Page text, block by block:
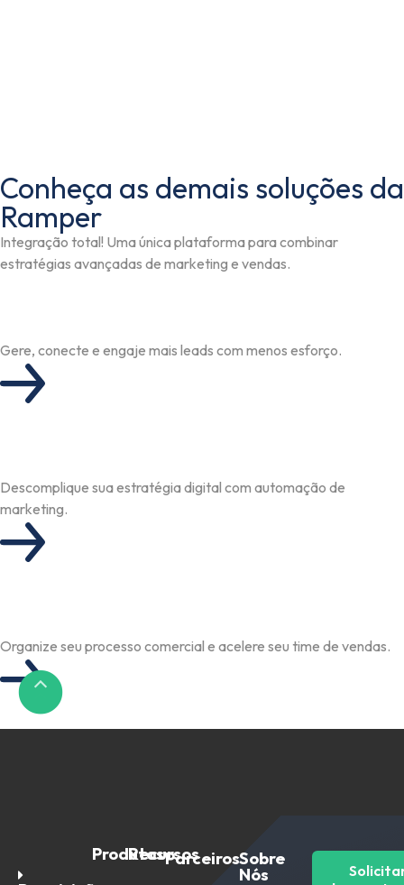
Conheça as demais soluções da
Ramper
Integração total! Uma única plataforma para combinar
estratégias avançadas de marketing e vendas.
Gere, conecte e engaje mais leads com menos esforço.
Descomplique sua estratégia digital com automação de
marketing.
Organize seu processo comercial e acelere seu time de vendas.
ProdutosRecursosParceirosSobre
Nós